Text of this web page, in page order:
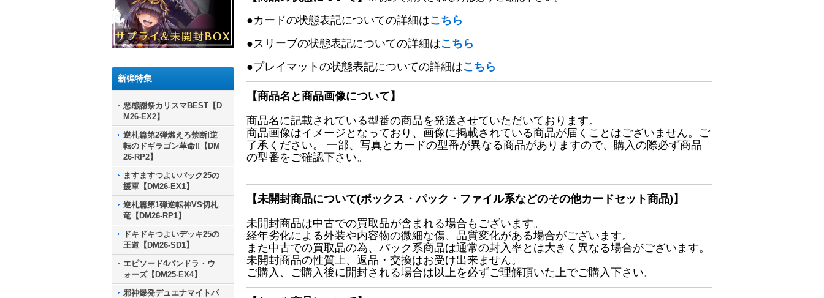
新弾特集
悪感謝祭カリスマBEST【D
M26-EX2】
逆札篇第2弾燃えろ禁断!逆
転のドギラゴン革命!!【DM
26-RP2】
ますますつよいパック25の
援軍【DM26-EX1】
逆札篇第1弾逆転神VS切札
竜【DM26-RP1】
ドキドキつよいデッキ25の
王道【DM26-SD1】
エピソード4パンドラ・ウ
ォーズ【DM25-EX4】
邪神爆発デュエナマイトパ
●カードの状態表記についての詳細はこちら
●スリーブの状態表記についての詳細はこちら
●プレイマットの状態表記についての詳細はこちら
【商品名と商品画像について】
商品名に記載されている型番の商品を発送させていただいております。
商品画像はイメージとなっており、画像に掲載されている商品が届くことはございません。ご
了承ください。 一部、写真とカードの型番が異なる商品がありますので、購入の際必ず商品
の型番をご確認下さい。
【未開封商品について(ボックス・パック・ファイル系などのその他カードセット商品)】
未開封商品は中古での買取品が含まれる場合もございます。
経年劣化による外装や内容物の微細な傷、品質変化がある場合がございます。
また中古での買取品の為、パック系商品は通常の封入率とは大きく異なる場合がございます。
未開封商品の性質上、返品・交換はお受け出来ません。
ご購入、ご購入後に開封される場合は以上を必ずご理解頂いた上でご購入下さい。